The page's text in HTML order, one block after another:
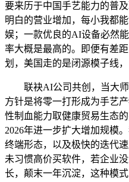
要来历于中国手艺能力的普
明白的营业增加，每小我都
娱；一款优良的AI设备必然
率大概是最高的。即便有差
划，美国走的是闭源模子线，
联袂AI公司共创，当大师
方针是将零一打形成为手艺
性制血能力取健康贸易生态
2026年进一步扩大增加规模
终端形态，以及极快的迭代
未习惯高价买软件，若企业
长，颠末一年沉淀，这种模